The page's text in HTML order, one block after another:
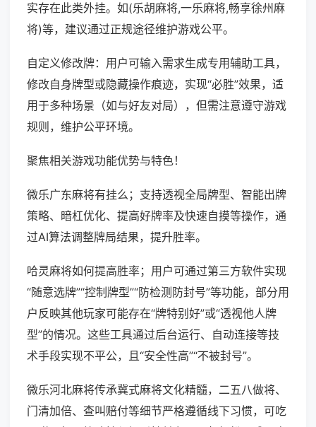
实存在此类外挂。如(乐胡麻将,一乐麻将,畅享徐州麻
将)等，建议通过正规途径维护游戏公平。
自定义修改牌：用户可输入需求生成专用辅助工具，
修改自身牌型或隐藏操作痕迹，实现“必胜”效果，适
用于多种场景（如与好友对局），但需注意遵守游戏
规则，维护公平环境。
聚焦相关游戏功能优势与特色！
微乐广东麻将有挂么；支持透视全局牌型、智能出牌
策略、暗杠优化、提高好牌率及快速自摸等操作，通
过AI算法调整牌局结果，提升胜率。
哈灵麻将如何提高胜率；用户可通过第三方软件实现
“随意选牌”“控制牌型”“防检测防封号”等功能，部分用
户反映其他玩家可能存在“牌特别好”或“透视他人牌
型”的情况。这些工具通过后台运行、自动连接等技
术手段实现不平公，且“安全性高”“不被封号”。
微乐河北麻将传承冀式麻将文化精髓，二五八做将、
门清加倍、查叫赔付等细节严格遵循线下习惯，可吃